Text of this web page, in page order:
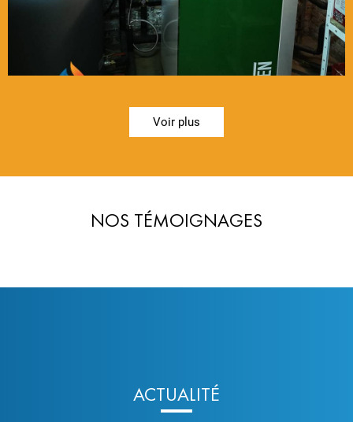
Voir plus
NOS TÉMOIGNAGES
ACTUALITÉ